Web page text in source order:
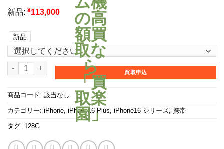
新品: ¥113,000
新品
iPhone16 Plus 128GB個
買取申込
商品コード: 該当なし
カテゴリー: iPhone iPhone16 Plus iPhone16 シリーズ 携帯
タグ: 128G